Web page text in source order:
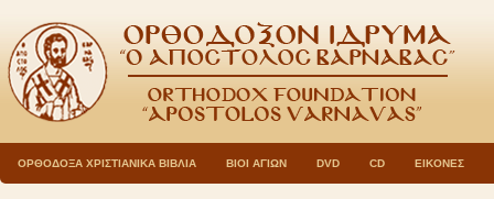
ΟΡΘΟΔΟΞΑ ΧΡΙΣΤΙΑΝΙΚΑ ΒΙΒΛΙΑ ΒΙΟΙ ΑΓΙΩΝ DVD CD ΕΙΚΟΝΕΣ